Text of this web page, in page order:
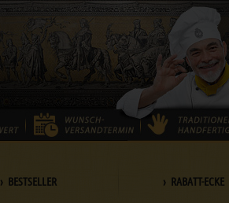
› BESTSELLER › RABATT-ECKE